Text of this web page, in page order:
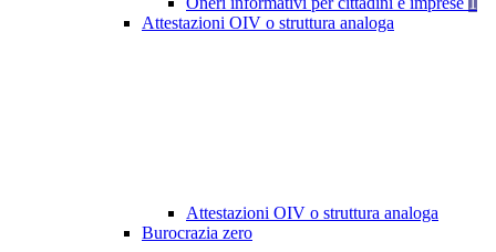
Attestazioni OIV o struttura analoga
Attestazioni OIV o struttura analoga
Burocrazia zero